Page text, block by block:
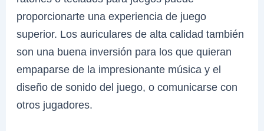
proporcionarte una experiencia de juego
superior. Los auriculares de alta calidad también
son una buena inversión para los que quieran
empaparse de la impresionante música y el
diseño de sonido del juego, o comunicarse con
otros jugadores.